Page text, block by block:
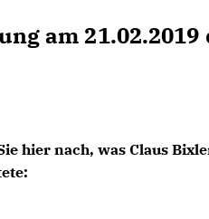
am
hier nach, was Claus